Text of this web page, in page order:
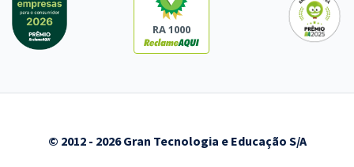
RA 1000
© 2012 - 2026 Gran Tecnologia e Educação S/A